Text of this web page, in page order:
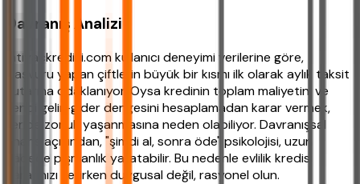
Davranış Analizi
ihtiyackredisi.com kullanıcı deneyimi verilerine göre,
başvuru yapan çiftlerin büyük bir kısmı ilk olarak aylık taksit
tutarına odaklanıyor. Oysa kredinin toplam maliyetini ve
kendi gelir-gider dengesini hesaplamadan karar vermek,
ileride zorluk yaşanmasına neden olabiliyor. Davranışsal
finans açısından, "şimdi al, sonra öde" psikolojisi, uzun
vadede pişmanlık yaratabilir. Bu nedenle evlilik kredisi
kararınızı verirken duygusal değil, rasyonel olun.